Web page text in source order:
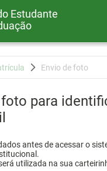
Estudante
Envio de foto
para
antes de acessar o
utilizada na sua